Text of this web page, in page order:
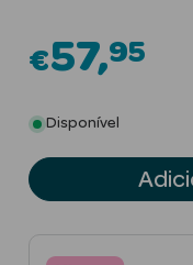
€57 95
Disponível